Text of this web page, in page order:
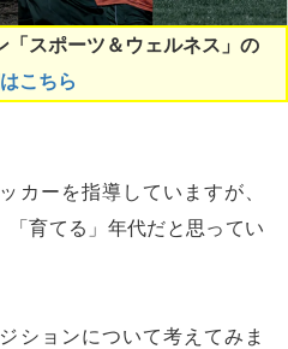
「スポーツ＆ウェルネス」の
こちら
カーを指導していますが、
「育てる」年代だと思ってい
ションについて考えてみま